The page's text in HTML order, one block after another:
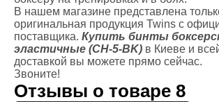
В нашем магазине представлена
оригинальная продукция Twins с
поставщика. Купить бинты
эластичные (CH-5-BK) в Киеве и
доставкой вы можете прямо сейчас.
Звоните!
Отзывы о товаре 8